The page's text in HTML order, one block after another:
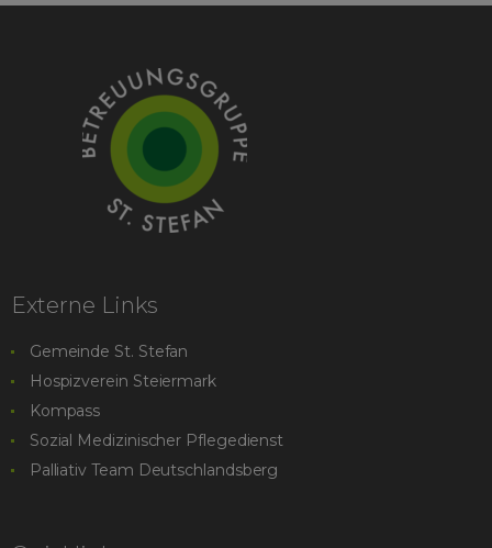
Externe Links
Gemeinde St. Stefan
Hospizverein Steiermark
Kompass
Sozial Medizinischer Pflegedienst
Palliativ Team Deutschlandsberg